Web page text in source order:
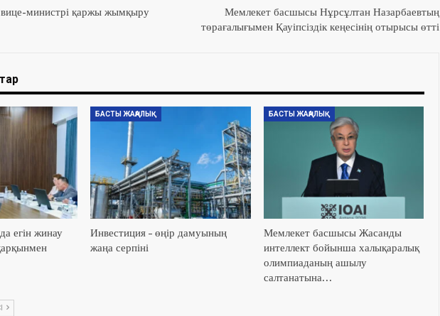
вице-министрі қаржы жымқыру
Мемлекет басшысы Нұрсұлтан Назарбаевтың
төрағалығымен Қауіпсіздік кеңесінің отырысы өтті
егін жинау
БАСТЫ ЖАҢАЛЫҚ
Инвестиция – өңір дамуының
жаңа серпіні
БАСТЫ ЖАҢАЛЫҚ
Мемлекет басшысы Жасанды
интеллект бойынша халықаралық
олимпиаданың ашылу
салтанатына…